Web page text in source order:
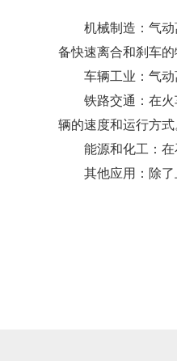
机械制造：气动离
备快速离合和刹车的
车辆工业：气动离
铁路交通：在火车
辆的速度和运行方式
能源和化工：在石
其他应用：除了上